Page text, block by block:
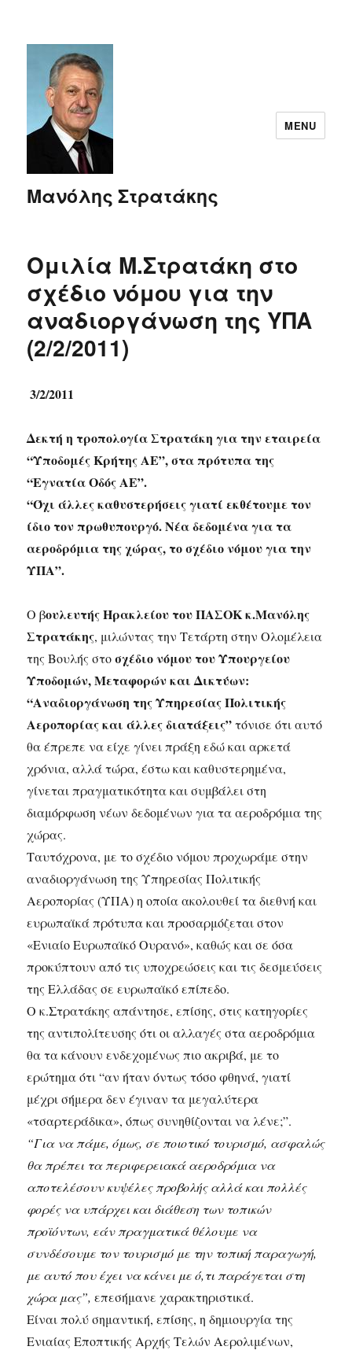
Μανόλης Στρατάκης
MENU
Ομιλία Μ.Στρατάκη στο
σχέδιο νόμου για την
αναδιοργάνωση της ΥΠΑ
(2/2/2011)
3/2/2011
Δεκτή η τροπολογία Στρατάκη για την εταιρεία
“Υποδομές Κρήτης ΑΕ”, στα πρότυπα της
“Εγνατία Οδός ΑΕ”.
“Όχι άλλες καθυστερήσεις γιατί εκθέτουμε τον
ίδιο τον πρωθυπουργό. Νέα δεδομένα για τα
αεροδρόμια της χώρας, το σχέδιο νόμου για την
ΥΠΑ”.
Ο βουλευτής Ηρακλείου του ΠΑΣΟΚ κ.Μανόλης
Στρατάκης, μιλώντας την Τετάρτη στην Ολομέλεια
της Βουλής στοσχέδιο νόμου του Υπουργείου
Υποδομών, Μεταφορών και Δικτύων:
“Αναδιοργάνωση της Υπηρεσίας Πολιτικής
Αεροπορίας και άλλες διατάξεις”τόνισε ότι αυτό
θα έπρεπε να είχε γίνει πράξη εδώ και αρκετά
χρόνια, αλλά τώρα, έστω και καθυστερημένα,
γίνεται πραγματικότητα και συμβάλει στη
διαμόρφωση νέων δεδομένων για τα αεροδρόμια της
χώρας.
Ταυτόχρονα, με το σχέδιο νόμου προχωράμε στην
αναδιοργάνωση της Υπηρεσίας Πολιτικής
Αεροπορίας (ΥΠΑ) η οποία ακολουθεί τα διεθνή και
ευρωπαϊκά πρότυπα και προσαρμόζεται στον
«Ενιαίο Ευρωπαϊκό Ουρανό», καθώς και σε όσα
προκύπτουν από τις υποχρεώσεις και τις δεσμεύσεις
της Ελλάδας σε ευρωπαϊκό επίπεδο.
Ο κ.Στρατάκης απάντησε, επίσης, στις κατηγορίες
της αντιπολίτευσης ότι οι αλλαγές στα αεροδρόμια
θα τα κάνουν ενδεχομένως πιο ακριβά, με το
ερώτημα ότι “αν ήταν όντως τόσο φθηνά, γιατί
μέχρι σήμερα δεν έγιναν τα μεγαλύτερα
«τσαρτεράδικα», όπως συνηθίζονται να λένε;”.
“Για να πάμε, όμως, σε ποιοτικό τουρισμό, ασφαλώς
θα πρέπει τα περιφερειακά αεροδρόμια να
αποτελέσουν κυψέλες προβολής αλλά και πολλές
φορές να υπάρχει και διάθεση των τοπικών
προϊόντων, εάν πραγματικά θέλουμε να
συνδέσουμε τον τουρισμό με την τοπική παραγωγή,
με αυτό που έχει να κάνει με ό,τι παράγεται στη
χώρα μας”, επεσήμανε χαρακτηριστικά.
Είναι πολύ σημαντική, επίσης, η δημιουργία της
Ενιαίας Εποπτικής Αρχής Τελών Αερολιμένων,